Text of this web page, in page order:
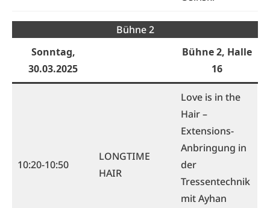
Bühne 2
Sonntag,
30.03.2025
Bühne 2, Halle
16
10:20-10:50
LONGTIME
HAIR
Love is in the
Hair –
Extensions-
Anbringung in
der
Tressentechnik
mit Ayhan